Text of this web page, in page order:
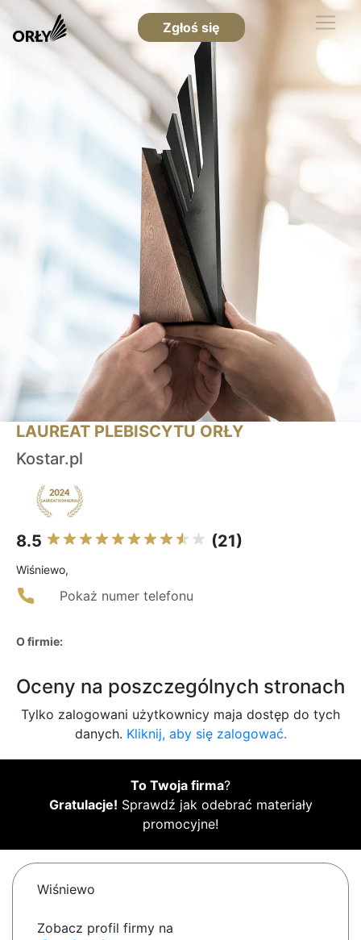
Zgłoś się
LAUREAT PLEBISCYTU ORŁY
Kostar.pl
8.5 (21)
Wiśniewo,
Pokaż numer telefonu
O firmie:
Oceny na poszczególnych stronach
Tylko zalogowani użytkownicy maja dostęp do tych
danych. Kliknij, aby się zalogować.
To Twoja firma?
Gratulacje! Sprawdź jak odebrać materiały
promocyjne!
Wiśniewo
Zobacz profil firmy na